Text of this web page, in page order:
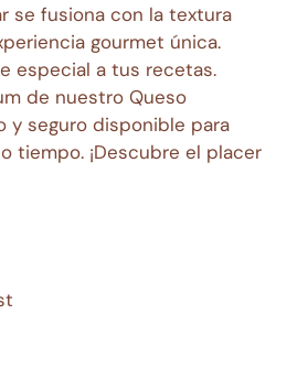
se fusiona con la textura
gourmet única.
especial a tus recetas.
de nuestro Queso
y seguro disponible para
tiempo. ¡Descubre el placer